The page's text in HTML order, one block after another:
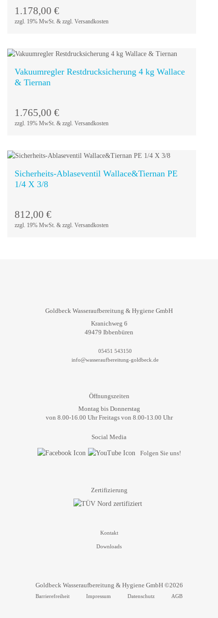
1.178,00 €
zzgl. 19% MwSt. & zzgl. Versandkosten
Vakuumregler Restdrucksicherung 4 kg Wallace
& Tiernan
1.765,00 €
zzgl. 19% MwSt. & zzgl. Versandkosten
Sicherheits-Ablaseventil Wallace&Tiernan PE
1/4 X 3/8
812,00 €
zzgl. 19% MwSt. & zzgl. Versandkosten
Goldbeck Wasseraufbereitung & Hygiene GmbH
Kranichweg 6
49479 Ibbenbüren
05451 543150
info@wasseraufbereitung-goldbeck.de
Öffnungszeiten
Montag bis Donnerstag
von 8.00-16.00 Uhr Freitags von 8.00-13.00 Uhr
Social Media
Folgen Sie uns!
Zertifizierung
Kontakt
Downloads
Goldbeck Wasseraufbereitung & Hygiene GmbH ©2026
Barrierefreiheit Impressum Datenschutz AGB